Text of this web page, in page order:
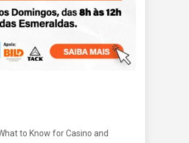
to Know for Casino and